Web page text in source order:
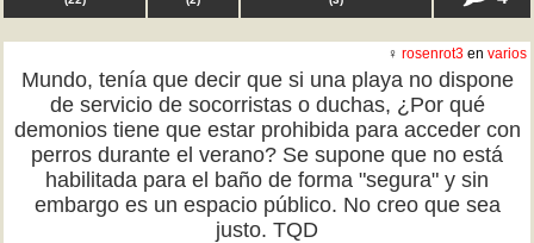
♀ rosenrot3 en varios
Mundo, tenía que decir que si una playa no dispone
de servicio de socorristas o duchas, ¿Por qué
demonios tiene que estar prohibida para acceder con
perros durante el verano? Se supone que no está
habilitada para el baño de forma "segura" y sin
embargo es un espacio público. No creo que sea
justo. TQD